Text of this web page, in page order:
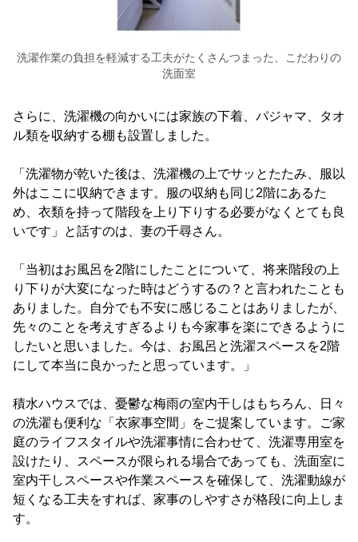
洗濯作業の負担を軽減する工夫がたくさんつまった、こだわりの
洗面室
さらに、洗濯機の向かいには家族の下着、パジャマ、タオ
ル類を収納する棚も設置しました。
「洗濯物が乾いた後は、洗濯機の上でサッとたたみ、服以
外はここに収納できます。服の収納も同じ2階にあるた
め、衣類を持って階段を上り下りする必要がなくとても良
いです」と話すのは、妻の千尋さん。
「当初はお風呂を2階にしたことについて、将来階段の上
り下りが大変になった時はどうするの？と言われたことも
ありました。自分でも不安に感じることはありましたが、
先々のことを考えすぎるよりも今家事を楽にできるように
したいと思いました。今は、お風呂と洗濯スペースを2階
にして本当に良かったと思っています。」
積水ハウスでは、憂鬱な梅雨の室内干しはもちろん、日々
の洗濯も便利な「衣家事空間」をご提案しています。ご家
庭のライフスタイルや洗濯事情に合わせて、洗濯専用室を
設けたり、スペースが限られる場合であっても、洗面室に
室内干しスペースや作業スペースを確保して、洗濯動線が
短くなる工夫をすれば、家事のしやすさが格段に向上しま
す。